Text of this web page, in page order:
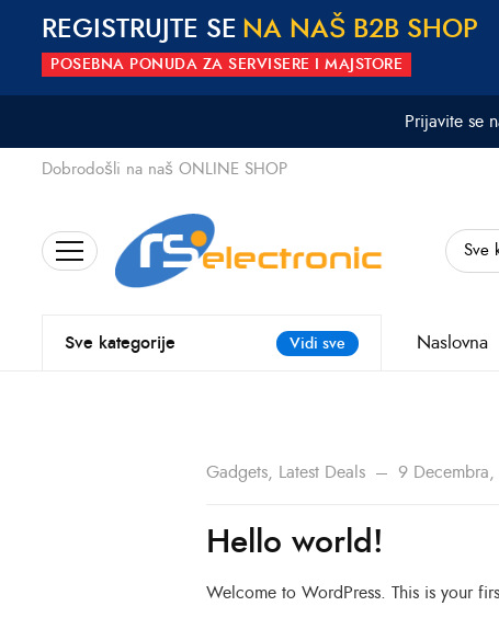
REGISTRUJTE SE NA NAŠ B2B S H OP
POSEBNA PONUDA ZA SERVISERE I MAJSTORE
Prijavite se
Dobrodošli na naš ONLINE SHOP
Sve kategorije Vidi sve Naslovna
Gadgets Latest Deals 9
Hello world!
Welcome to WordPress. This is your